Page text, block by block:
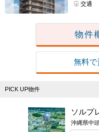
交通
物件
無料で
PICK UP物件